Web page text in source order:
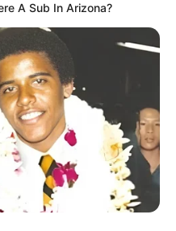
A Sub In Arizona?